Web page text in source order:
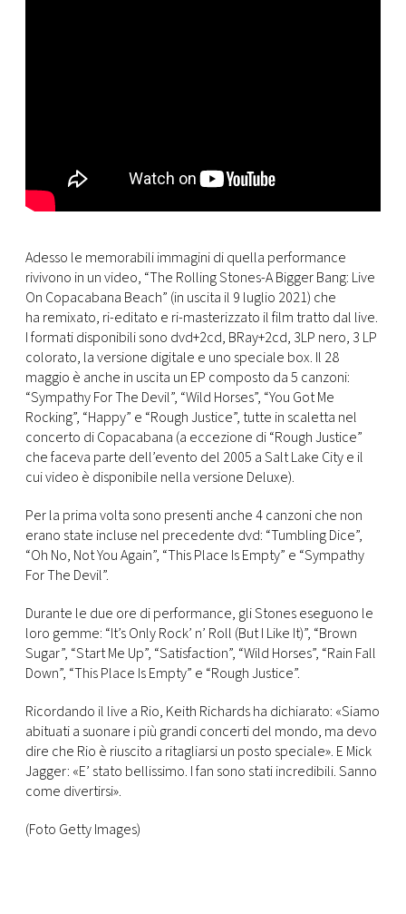
Adesso le memorabili immagini di quella performance
rivivono in un video, “The Rolling Stones-A Bigger Bang: Live
On Copacabana Beach” (in uscita il 9 luglio 2021) che
ha remixato, ri-editato e ri-masterizzato il film tratto dal live.
I formati disponibili sono dvd+2cd, BRay+2cd, 3LP nero, 3 LP
colorato, la versione digitale e uno speciale box. Il 28
maggio è anche in uscita un EP composto da 5 canzoni:
“Sympathy For The Devil”, “Wild Horses”, “You Got Me
Rocking”, “Happy” e “Rough Justice”, tutte in scaletta nel
concerto di Copacabana (a eccezione di “Rough Justice”
che faceva parte dell’evento del 2005 a Salt Lake City e il
cui video è disponibile nella versione Deluxe).
Per la prima volta sono presenti anche 4 canzoni che non
erano state incluse nel precedente dvd: “Tumbling Dice”,
“Oh No, Not You Again”, “This Place Is Empty” e “Sympathy
For The Devil”.
Durante le due ore di performance, gli Stones eseguono le
loro gemme: “It’s Only Rock’ n’ Roll (But I Like It)”, “Brown
Sugar”, “Start Me Up”, “Satisfaction”, “Wild Horses”, “Rain Fall
Down”, “This Place Is Empty” e “Rough Justice”.
Ricordando il live a Rio, Keith Richards ha dichiarato: «Siamo
abituati a suonare i più grandi concerti del mondo, ma devo
dire che Rio è riuscito a ritagliarsi un posto speciale». E Mick
Jagger: «E’ stato bellissimo. I fan sono stati incredibili. Sanno
come divertirsi».
(Foto Getty Images)